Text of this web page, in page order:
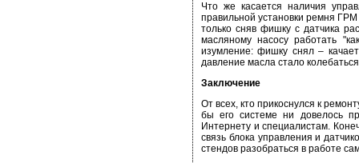
Что же касается наличия
правильной установки ремня
только сняв фишку с датчика
масляному насосу работать
изумление: фишку снял –
давление масла стало
Заключение
От всех, кто прикоснулся к
бы его системе ни довелось
Интернету и специалистам.
связь блока управления и
стендов разобраться в работе